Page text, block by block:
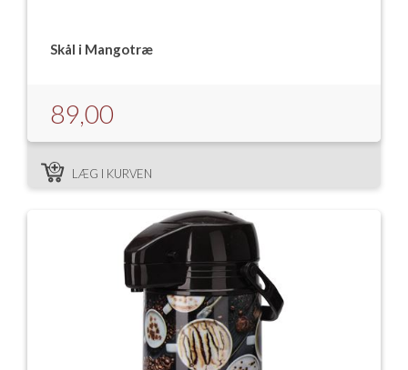
Skål i Mangotræ
89,00
LÆG I KURVEN